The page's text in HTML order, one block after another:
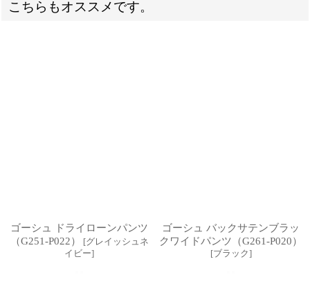
こちらもオススメです。
ゴーシュ ドライローンパンツ
（G251-P022）
[グレイッシュネ
イビー]
ゴーシュ バックサテンブラッ
クワイドパンツ（G261-P020）
[ブラック]